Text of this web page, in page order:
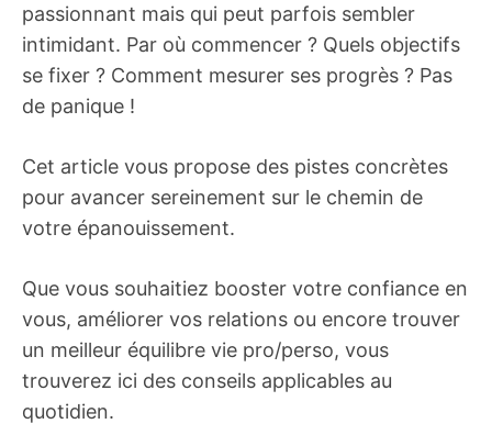
passionnant mais qui peut parfois sembler
intimidant. Par où commencer ? Quels objectifs
se fixer ? Comment mesurer ses progrès ? Pas
de panique !
Cet article vous propose des pistes concrètes
pour avancer sereinement sur le chemin de
votre épanouissement.
Que vous souhaitiez booster votre confiance en
vous, améliorer vos relations ou encore trouver
un meilleur équilibre vie pro/perso, vous
trouverez ici des conseils applicables au
quotidien.